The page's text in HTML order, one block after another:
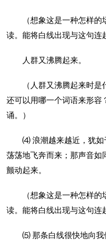
（想象这是一种怎样的
读。能将白线出现与这句连
人群又沸腾起来。
（人群又沸腾起来时是什
还可以用哪一个词语来形容
诵。）
⑷ 浪潮越来越近，犹如
荡荡地飞奔而来；那声音如
颤动起来。
（想象这是一种怎样的
读。能将白线出现与这句连
⑸ 那条白线很快地向我